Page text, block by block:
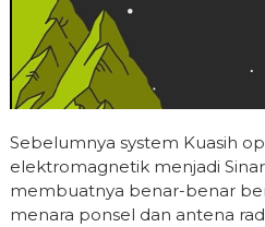
Sebelumnya system Kuasih
elektromagnetik menjadi
membuatnya benar-benar
menara ponsel dan antena